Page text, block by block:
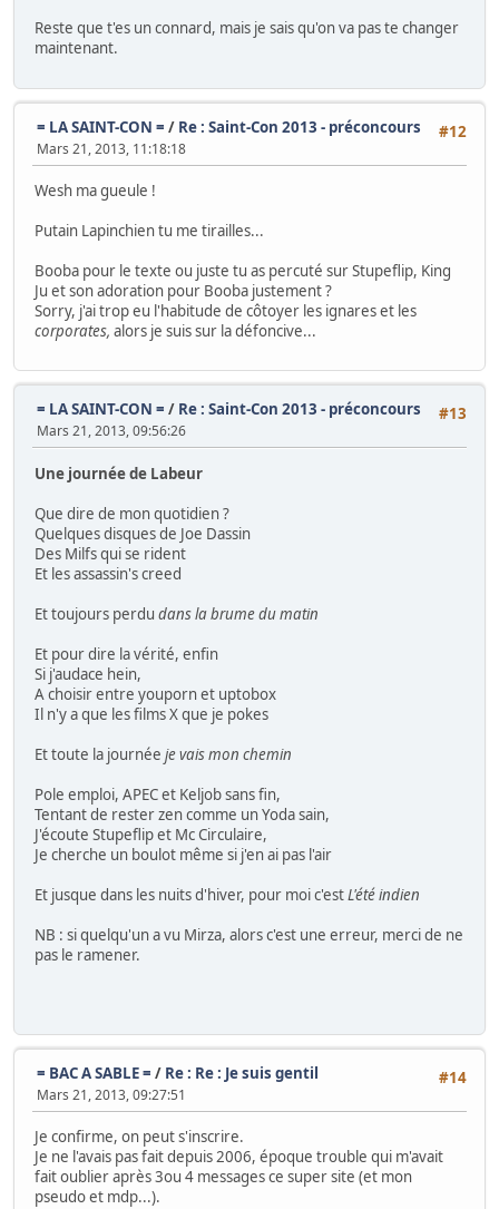
Reste que t'es un connard, mais je sais qu'on va pas te changer
maintenant.
#12
= LA SAINT-CON = / Re : Saint-Con 2013 - préconcours
Mars 21, 2013, 11:18:18
Wesh ma gueule !
Putain Lapinchien tu me tirailles...
Booba pour le texte ou juste tu as percuté sur Stupeflip, King
Ju et son adoration pour Booba justement ?
Sorry, j'ai trop eu l'habitude de côtoyer les ignares et les
corporates, alors je suis sur la défoncive...
#13
= LA SAINT-CON = / Re : Saint-Con 2013 - préconcours
Mars 21, 2013, 09:56:26
Une journée de Labeur
Que dire de mon quotidien ?
Quelques disques de Joe Dassin
Des Milfs qui se rident
Et les assassin's creed
Et toujours perdu dans la brume du matin
Et pour dire la vérité, enfin
Si j'audace hein,
A choisir entre youporn et uptobox
Il n'y a que les films X que je pokes
Et toute la journée je vais mon chemin
Pole emploi, APEC et Keljob sans fin,
Tentant de rester zen comme un Yoda sain,
J'écoute Stupeflip et Mc Circulaire,
Je cherche un boulot même si j'en ai pas l'air
Et jusque dans les nuits d'hiver, pour moi c'estL'été indien
NB : si quelqu'un a vu Mirza, alors c'est une erreur, merci de ne
pas le ramener.
#14
= BAC A SABLE = / Re : Re : Je suis gentil
Mars 21, 2013, 09:27:51
Je confirme, on peut s'inscrire.
Je ne l'avais pas fait depuis 2006, époque trouble qui m'avait
fait oublier après 3ou 4 messages ce super site (et mon
pseudo et mdp...).